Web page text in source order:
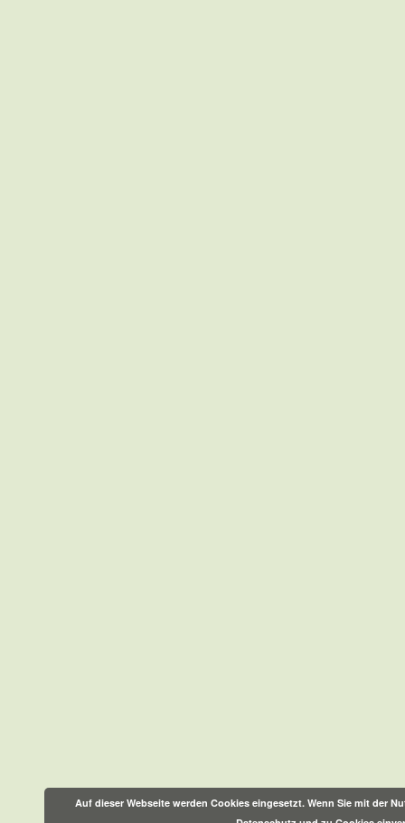
Auf dieser Webseite werden Cookies eingesetzt. Wenn Sie mit der